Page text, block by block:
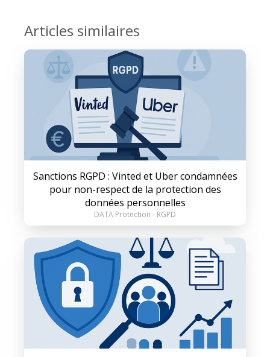
Articles similaires
Sanctions RGPD : Vinted et Uber condamnées
pour non-respect de la protection des
données personnelles
DATA Protection - RGPD